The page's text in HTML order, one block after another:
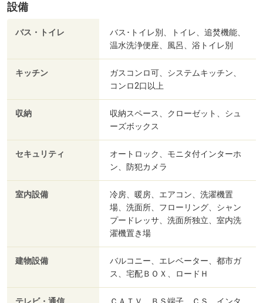
設備
バス・トイレ
バス･トイレ別、トイレ、追焚機能、
温水洗浄便座、風呂、浴トイレ別
キッチン
ガスコンロ可、システムキッチン、
コンロ2口以上
収納
収納スペース、クローゼット、シュ
ーズボックス
セキュリティ
オートロック、モニタ付インターホ
ン、防犯カメラ
室内設備
冷房、暖房、エアコン、洗濯機置
場、洗面所、フローリング、シャン
プードレッサ、洗面所独立、室内洗
濯機置き場
建物設備
バルコニー、エレベーター、都市ガ
ス、宅配ＢＯＸ、ロードＨ